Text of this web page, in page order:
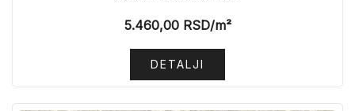
5.460,00RSD/m²
DETALJI